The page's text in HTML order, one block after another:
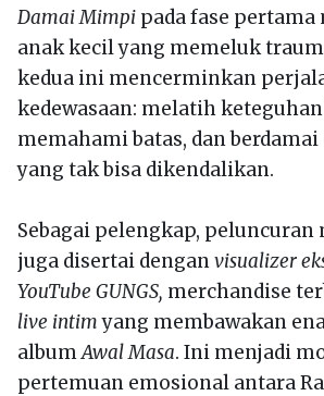
Damai Mimpi pada fase
anak kecil yang memeluk
kedua ini mencerminkan
kedewasaan: melatih
memahami batas, dan
yang tak bisa dikendalikan.
Sebagai pelengkap,
juga disertai denganvisualizer
YouTube GUNGS, merchandise
live intimyang membawakan
albumAwal Masa. Ini menjadi
pertemuan emosional antara